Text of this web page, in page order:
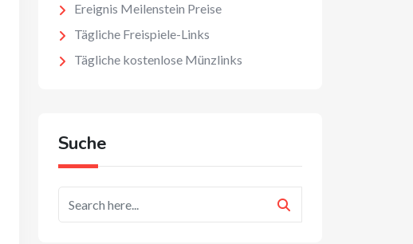
Ereignis Meilenstein Preise
Tägliche Freispiele-Links
Tägliche kostenlose Münzlinks
Suche